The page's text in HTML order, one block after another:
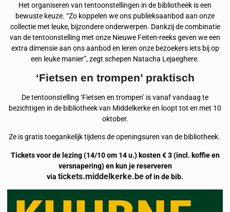
Het organiseren van tentoonstellingen in de bibliotheek is een
bewuste keuze. “Zo koppelen we ons publieksaanbod aan onze
collectie met leuke, bijzondere onderwerpen. Dankzij de combinatie
van de tentoonstelling met onze Nieuwe Feiten-reeks geven we een
extra dimensie aan ons aanbod en leren onze bezoekers iets bij op
een leuke manier”, zegt schepen Natacha Lejaeghere.
‘Fietsen en trompen’ praktisch
De tentoonstelling ‘Fietsen en trompen’ is vanaf vandaag te
bezichtigen in de bibliotheek van Middelkerke en loopt tot en met 10
oktober.
Ze is gratis toegankelijk tijdens de openingsuren van de bibliotheek.
Tickets voor de lezing (14/10 om 14 u.) kosten € 3 (incl. koffie en
versnapering) en kun je reserveren
via tickets.middelkerke.beof in de bib.